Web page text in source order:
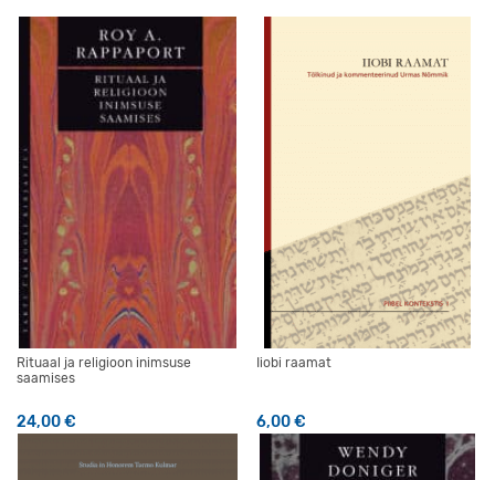
Rituaal ja religioon inimsuse
saamises
24,00€
Iiobi raamat
6,00€